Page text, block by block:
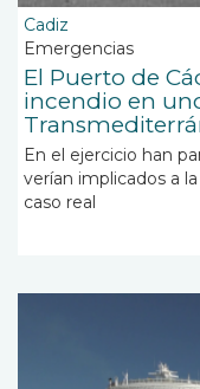
Cadiz
Emergencias
El Puerto de
incendio en
En el ejercicio han
verían implicados a
caso real